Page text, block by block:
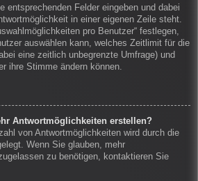
entsprechenden Felder eingeben und dabei
in einer eigenen Zeile steht.
pro Benutzer“ festlegen,
auswählen kann, welches Zeitlimit für die
eine zeitlich unbegrenzte Umfrage) und
ihre Stimme ändern können.
Antwortmöglichkeiten erstellen?
von Antwortmöglichkeiten wird durch die
Wenn Sie glauben, mehr
zu benötigen, kontaktieren Sie